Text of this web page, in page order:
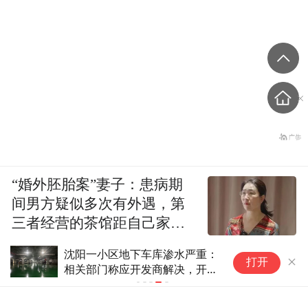
沈阳一小区地下车库渗水严重：
相关部门称应开发商解决，开发
商已被吊销执照
打开
“婚外胚胎案”妻子：患病期
间男方疑似多次有外遇，第
三者经营的茶馆距自己家步
行仅15分钟